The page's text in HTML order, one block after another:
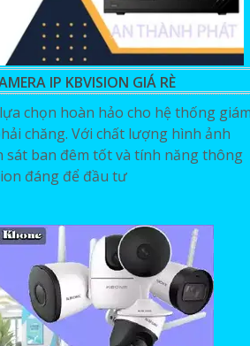
IP KBVISION GIÁ RÈ
chọn hoàn hảo cho hệ thống
chăng. Với chất lượng hình ảnh
sát ban đêm tốt và tính năng thông
đáng để đầu tư